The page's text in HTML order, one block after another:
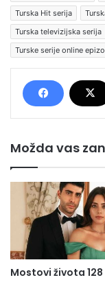
Turska Hit serija
Turska televizijska serija
Turske serije online
Možda vas
Mostovi života